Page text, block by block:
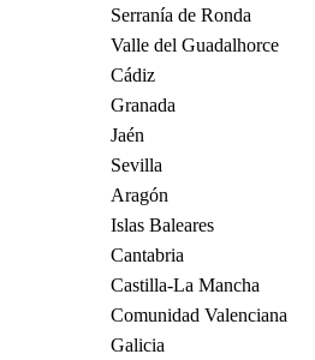
Serranía de Ronda
Valle del Guadalhorce
Cádiz
Granada
Jaén
Sevilla
Aragón
Islas Baleares
Cantabria
Castilla-La Mancha
Comunidad Valenciana
Galicia